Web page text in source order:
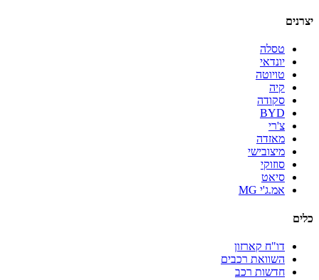
יצרנים
טסלה
יונדאי
טויוטה
קיה
סקודה
BYD
צ'רי
מאזדה
מיצובישי
סוזוקי
סיאט
אמ.ג'י MG
כלים
דו"ח קארזון
השוואת רכבים
חדשות רכב